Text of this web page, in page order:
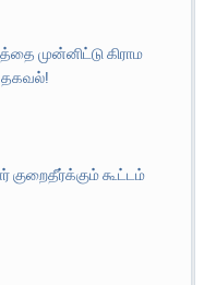
முன்னிட்டு கிராம
தகவல்!
குறைதீர்க்கும் கூட்டம்